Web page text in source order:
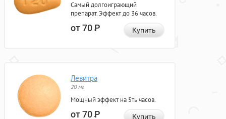
Самый долгоиграющий
препарат. Эффект до 36 часов.
от 70Р Купить
Левитра
20 мг
Мощный эффект на 5ть часов.
от 70Р Купить